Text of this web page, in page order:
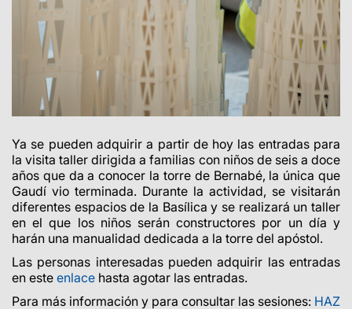
Ya se pueden adquirir a partir de hoy las entradas para
la visita taller dirigida a familias con niños de seis a doce
años que da a conocer la torre de Bernabé, la única que
Gaudí vio terminada. Durante la actividad, se visitarán
diferentes espacios de la Basílica y se realizará un taller
en el que los niños serán constructores por un día y
harán una manualidad dedicada a la torre del apóstol.
Las personas interesadas pueden adquirir las entradas
en este enlace hasta agotar las entradas.
Para más información y para consultar las sesiones: HAZ